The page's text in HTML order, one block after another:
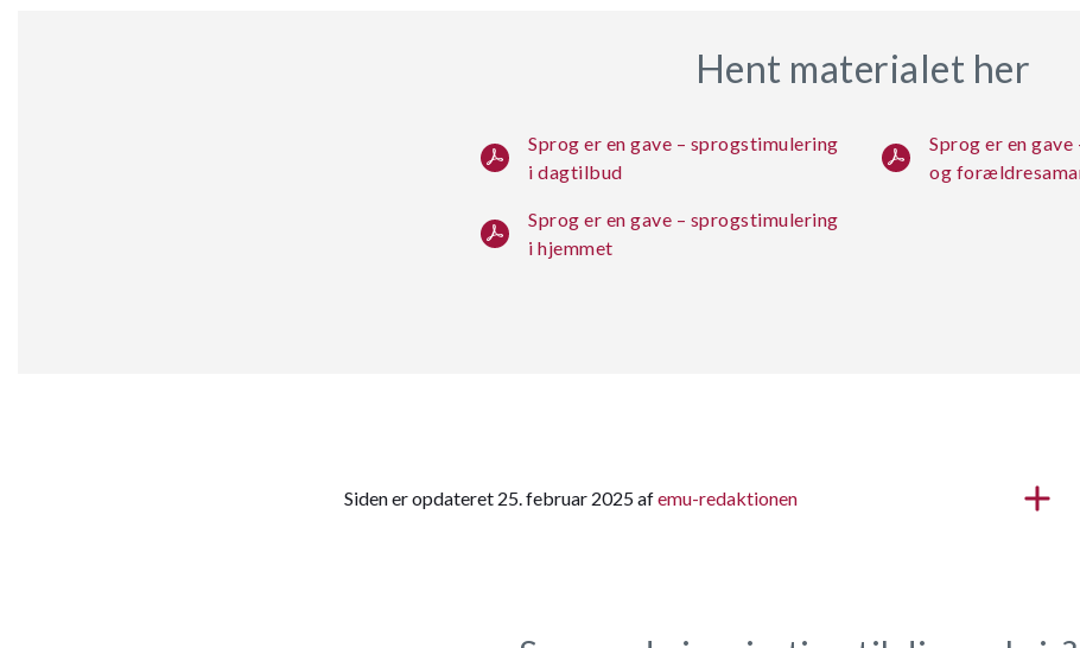
Hent materialet her
Sprog er en gave – sprogstimulering
i dagtilbud
Sprog er en gave – sprogstimulering
i hjemmet
Sprog er en
og
Siden er opdateret 25. februar 2025 afemu-redaktionen